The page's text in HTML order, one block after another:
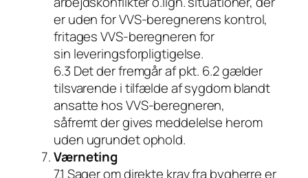
er uden for VVS-beregnerens kontrol,
fritages VVS-beregneren for
sin leveringsforpligtigelse.
6.3 Det der fremgår af pkt. 6.2 gælder
tilsvarende i tilfælde af sygdom blandt
ansatte hos VVS-beregneren,
såfremt der gives meddelelse herom
uden ugrundet ophold.
Værneting
7.1 Sager om direkte krav fra bygherre er